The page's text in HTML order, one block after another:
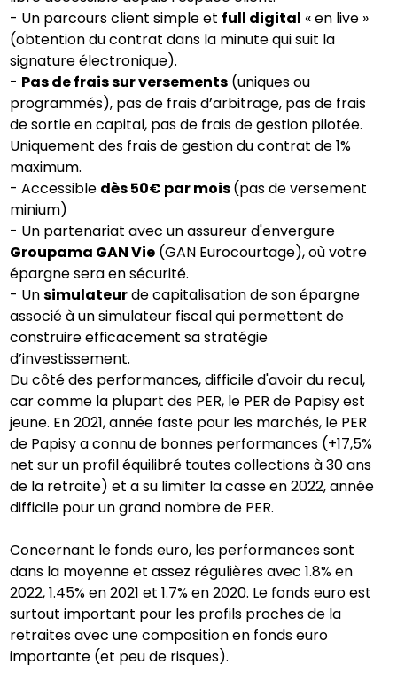
- Un parcours client simple et full digital « en live »
(obtention du contrat dans la minute qui suit la
signature électronique).
- Pas de frais sur versements (uniques ou
programmés), pas de frais d’arbitrage, pas de frais
de sortie en capital, pas de frais de gestion pilotée.
Uniquement des frais de gestion du contrat de 1%
maximum.
- Accessible dès 50€ par mois(pas de versement
minium)
- Un partenariat avec un assureur d'envergure
Groupama GAN Vie (GAN Eurocourtage), où votre
épargne sera en sécurité.
- Unsimulateurde capitalisation de son épargne
associé à un simulateur fiscal qui permettent de
construire efficacement sa stratégie
d’investissement.
Du côté des performances, difficile d'avoir du recul,
car comme la plupart des PER, le PER de Papisy est
jeune. En 2021, année faste pour les marchés, le PER
de Papisy a connu de bonnes performances (+17,5%
net sur un profil équilibré toutes collections à 30 ans
de la retraite) et a su limiter la casse en 2022, année
difficile pour un grand nombre de PER.
Concernant le fonds euro, les performances sont
dans la moyenne et assez régulières avec 1.8% en
2022, 1.45% en 2021 et 1.7% en 2020. Le fonds euro est
surtout important pour les profils proches de la
retraites avec une composition en fonds euro
importante (et peu de risques).